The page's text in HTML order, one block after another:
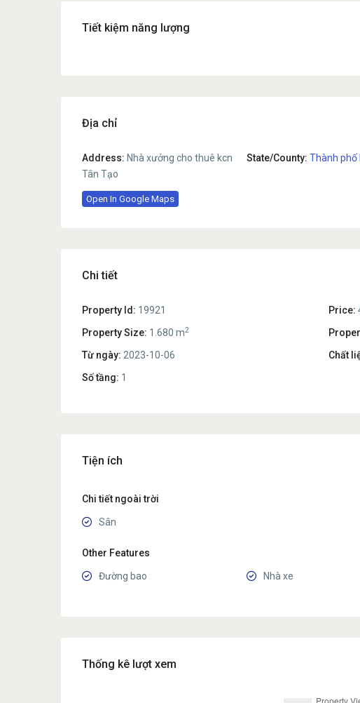
Tiết kiệm năng lượng
Địa chỉ
Address: Nhà xưởng cho thuê kcn
Tân Tạo
State/County: Thành phố
Open In Google Maps
Chi tiết
Property Id: 19921 Price:
Property Size: 1.680 m2
Từ ngày: 2023-10-06 Chất
Số tầng: 1
Tiện ích
Chi tiết ngoài trời
Sân
Other Features
Đường bao Nhà xe
Thống kê lượt xem